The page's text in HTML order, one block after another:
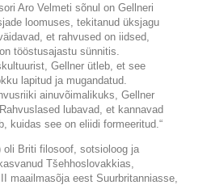
Aro Velmeti sõnul on Gellneri
loomuses, tekitanud üksjagu
et rahvused on iidsed,
tööstusajastu sünnitis.
Gellner ütleb, et see
lapitud ja mugandatud.
ainuvõimalikuks, Gellner
lubavad, et kannavad
kuidas see on eliidi formeeritud.“
oli Briti filosoof, sotsioloog ja
Tšehhoslovakkias,
maailmasõja eest Suurbritanniasse,